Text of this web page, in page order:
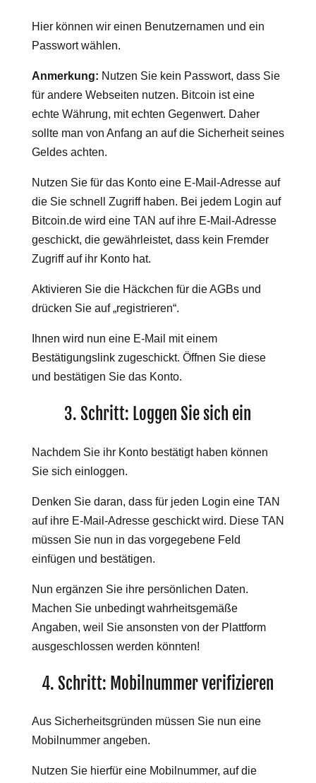
Hier können wir einen Benutzernamen und ein
Passwort wählen.
Anmerkung: Nutzen Sie kein Passwort, dass Sie
für andere Webseiten nutzen. Bitcoin ist eine
echte Währung, mit echten Gegenwert. Daher
sollte man von Anfang an auf die Sicherheit seines
Geldes achten.
Nutzen Sie für das Konto eine E-Mail-Adresse auf
die Sie schnell Zugriff haben. Bei jedem Login auf
Bitcoin.de wird eine TAN auf ihre E-Mail-Adresse
geschickt, die gewährleistet, dass kein Fremder
Zugriff auf ihr Konto hat.
Aktivieren Sie die Häckchen für die AGBs und
drücken Sie auf „registrieren“.
Ihnen wird nun eine E-Mail mit einem
Bestätigungslink zugeschickt. Öffnen Sie diese
und bestätigen Sie das Konto.
3. Schritt: Loggen Sie sich ein
Nachdem Sie ihr Konto bestätigt haben können
Sie sich einloggen.
Denken Sie daran, dass für jeden Login eine TAN
auf ihre E-Mail-Adresse geschickt wird. Diese TAN
müssen Sie nun in das vorgegebene Feld
einfügen und bestätigen.
Nun ergänzen Sie ihre persönlichen Daten.
Machen Sie unbedingt wahrheitsgemäße
Angaben, weil Sie ansonsten von der Plattform
ausgeschlossen werden könnten!
4. Schritt: Mobilnummer verifizieren
Aus Sicherheitsgründen müssen Sie nun eine
Mobilnummer angeben.
Nutzen Sie hierfür eine Mobilnummer, auf die